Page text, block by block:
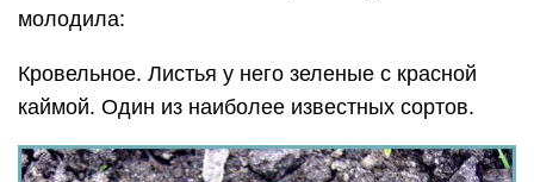
молодила:
Кровельное. Листья у него зеленые с красной
каймой. Один из наиболее известных сортов.